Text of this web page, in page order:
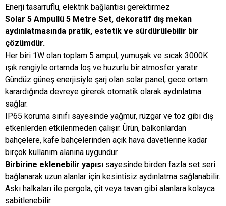
Enerji tasarruflu, elektrik bağlantısı gerektirmez
Solar 5 Ampullü 5 Metre Set, dekoratif dış mekan
aydınlatmasında pratik, estetik ve sürdürülebilir bir
çözümdür.
Her biri 1W olan toplam 5 ampul, yumuşak ve sıcak 3000K
ışık rengiyle ortamda loş ve huzurlu bir atmosfer yaratır.
Gündüz güneş enerjisiyle şarj olan solar panel, gece ortam
karardığında devreye girerek otomatik olarak aydınlatma
sağlar.
IP65 koruma sınıfı sayesinde yağmur, rüzgar ve toz gibi dış
etkenlerden etkilenmeden çalışır. Ürün, balkonlardan
bahçelere, kafe bahçelerinden açık hava davetlerine kadar
birçok kullanım alanına uygundur.
Birbirine eklenebilir yapısı sayesinde birden fazla set seri
bağlanarak uzun alanlar için kesintisiz aydınlatma sağlanabilir.
Askı halkaları ile pergola, çit veya tavan gibi alanlara kolayca
sabitlenebilir.